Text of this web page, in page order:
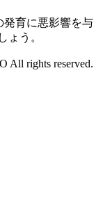
発育に悪影響を与
ょう。
All rights reserved.